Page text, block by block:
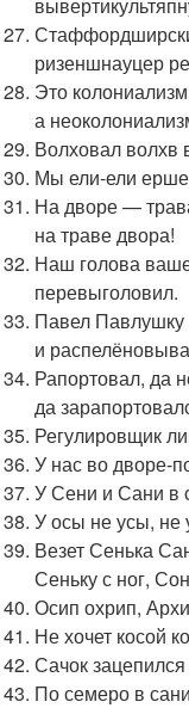
ризеншнауцер
Это
а
Волховал волхв
Мы ели-ели
На дворе —
на траве двора!
Наш голова
перевыголовил.
Павел Павлушку
и
Рапортовал, да
да
Регулировщик
У нас во дворе-
У Сени и Сани в
У осы не усы, не
Везет Сенька
Сеньку с ног,
Осип охрип,
Не хочет косой
Сачок зацепился
По семеро в